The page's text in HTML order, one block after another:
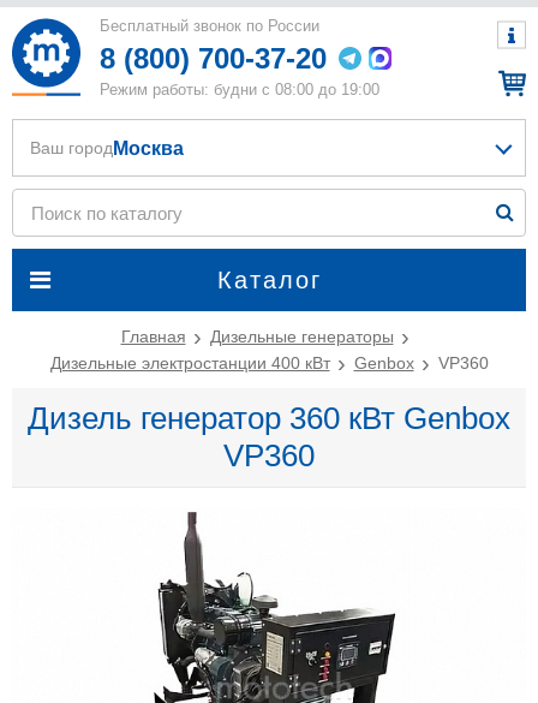
Бесплатный звонок по России
8 (800) 700-37-20
Режим работы: будни с 08:00 до 19:00
Каталог
Ваш город Москва
Главная
Дизельные генераторы
Дизельные электростанции 400 кВт
Genbox VP360
Дизель генератор 360 кВт Genbox
VP360